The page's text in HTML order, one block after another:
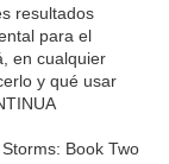
resultados
para el
en cualquier
y qué usar
Book Two